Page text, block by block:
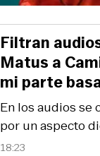
18:23
En los audios se
por un aspecto
Filtran
Matus a
mi parte